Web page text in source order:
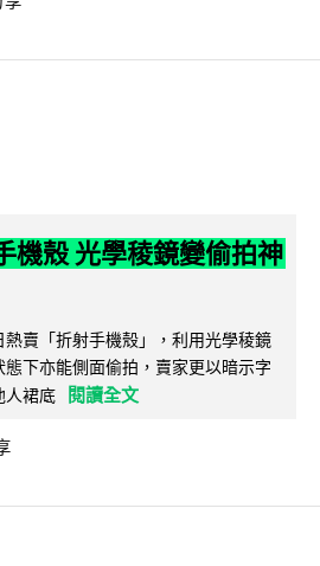
機殼 光學稜鏡變偷拍神
賣「折射手機殼」，利用光學稜鏡
下亦能側面偷拍，賣家更以暗示字
人裙底 閱讀全文